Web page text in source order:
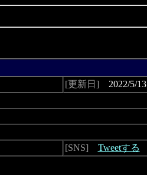
[更新日] 2022/5/13
[SNS]
Tweetする